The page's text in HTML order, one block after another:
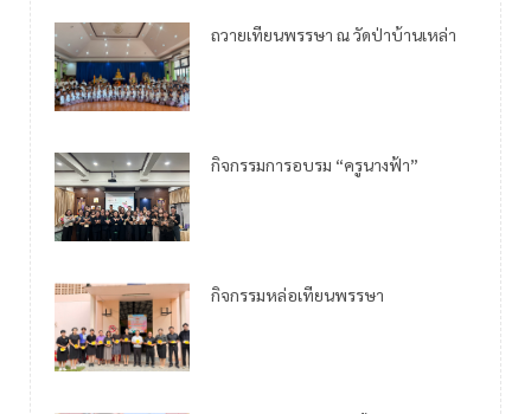
ถวายเทียนพรรษา ณ วัดป่าบ้านเหล่า
กิจกรรมการอบรม “ครูนางฟ้า”
กิจกรรมหล่อเทียนพรรษา